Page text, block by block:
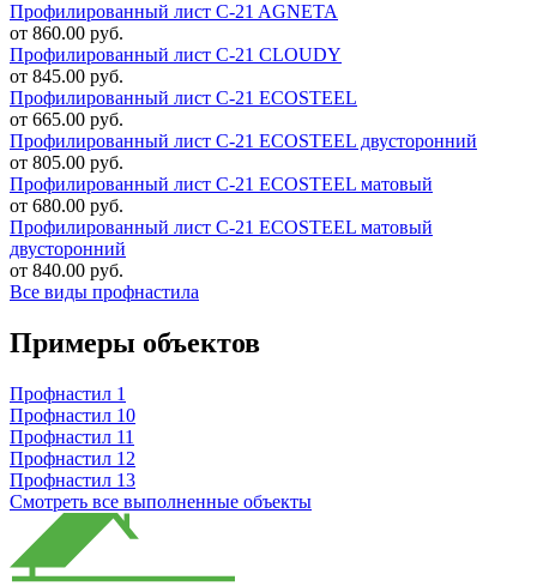
Профилированный лист C-21 AGNETA
от 860.00 руб.
Профилированный лист C-21 CLOUDY
от 845.00 руб.
Профилированный лист C-21 ECOSTEEL
от 665.00 руб.
Профилированный лист C-21 ECOSTEEL двусторонний
от 805.00 руб.
Профилированный лист C-21 ECOSTEEL матовый
от 680.00 руб.
Профилированный лист C-21 ECOSTEEL матовый
двусторонний
от 840.00 руб.
Все виды профнастила
Примеры объектов
Профнастил 1
Профнастил 10
Профнастил 11
Профнастил 12
Профнастил 13
Смотреть все выполненные объекты